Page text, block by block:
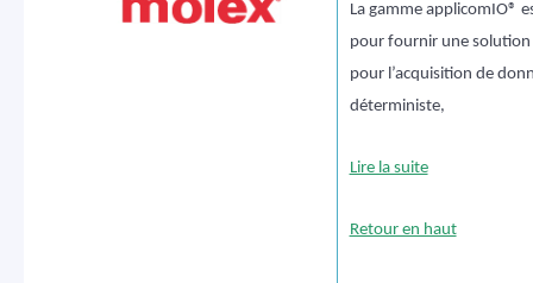
La gamme applicomIO®
pour fournir une
pour l’acquisition de
déterministe,
Lire la suite
Retour en haut